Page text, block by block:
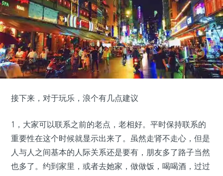
接下来，对于玩乐，浪个有几点建议
1，大家可以联系之前的老点，老相好。平时保持联系的
重要性在这个时候就显示出来了。虽然走肾不走心，但是
人与人之间基本的人际关系还是要有，朋友多了路子当然
也多了。约到家里，或者去她家，做做饭，喝喝酒，过过